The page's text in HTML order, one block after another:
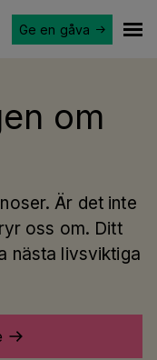
Ge en gåva
om
Är det inte
oss om. Ditt
nästa livsviktiga